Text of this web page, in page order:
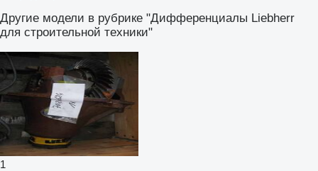
Другие модели в рубрике "Дифференциалы Liebherr
для строительной техники"
1